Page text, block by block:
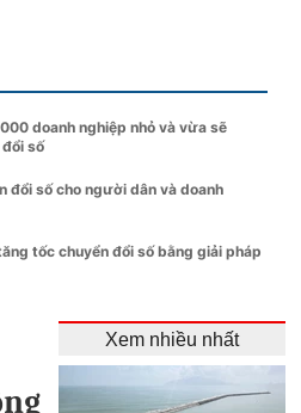
doanh nghiệp nhỏ và vừa sẽ
số
đổi số cho người dân và doanh
tốc chuyển đổi số bằng giải pháp
Xem nhiều nhất